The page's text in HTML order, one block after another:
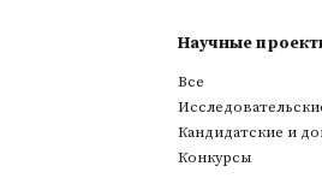
Научные
Все
Кандидатские и
Конкурсы